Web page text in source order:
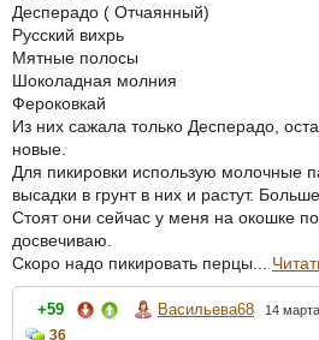
Десперадо ( Отчаянный)
Русский вихрь
Мятные полосы
Шоколадная молния
Фероковкай
Из них сажала только Десперадо,
новые.
Для пикировки использую молочные
высадки в грунт в них и растут.
Стоят они сейчас у меня на окошке
досвечиваю.
Скоро надо пикировать перцы...
+59 Васильева68 14
36